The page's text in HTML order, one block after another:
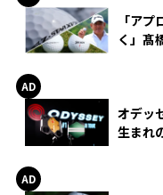
「ア
く」髙
オデッ
生まれ